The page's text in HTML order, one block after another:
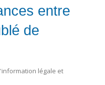
entre
de
légale et